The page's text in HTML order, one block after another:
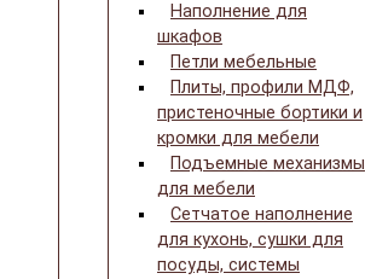
Наполнение для
шкафов
Петли мебельные
Плиты, профили МДФ,
пристеночные бортики и
кромки для мебели
Подъемные механизмы
для мебели
Сетчатое наполнение
для кухонь, сушки для
посуды, системы